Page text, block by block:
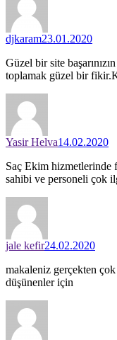
djkaram23.01.2020
Güzel bir site
toplamak güzel bir
Yasir Helva14.02.2020
Saç Ekim hizmetlerinde
sahibi ve personeli çok
jale kefir24.02.2020
makaleniz gerçekten
düşünenler için